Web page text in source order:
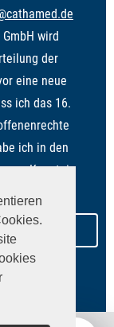
wird
der
eine neue
ich das 16.
ich in den
zur Kenntnis